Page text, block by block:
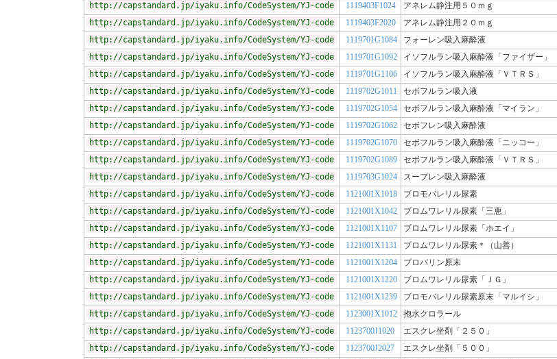
http://capstandard.jp/iyaku.info/CodeSystem/YJ-code
1119403F1024
アネレム静注用５０ｍｇ
http://capstandard.jp/iyaku.info/CodeSystem/YJ-code
1119403F2020
アネレム静注用２０ｍｇ
http://capstandard.jp/iyaku.info/CodeSystem/YJ-code
1119701G1084
フォーレン吸入麻酔液
http://capstandard.jp/iyaku.info/CodeSystem/YJ-code
1119701G1092
イソフルラン吸入麻酔液「ファイザー」
http://capstandard.jp/iyaku.info/CodeSystem/YJ-code
1119701G1106
イソフルラン吸入麻酔液「ＶＴＲＳ」
http://capstandard.jp/iyaku.info/CodeSystem/YJ-code
1119702G1011
セボフルラン吸入液
http://capstandard.jp/iyaku.info/CodeSystem/YJ-code
1119702G1054
セボフルラン吸入麻酔液「マイラン」
http://capstandard.jp/iyaku.info/CodeSystem/YJ-code
1119702G1062
セボフレン吸入麻酔液
http://capstandard.jp/iyaku.info/CodeSystem/YJ-code
1119702G1070
セボフルラン吸入麻酔液「ニッコー」
http://capstandard.jp/iyaku.info/CodeSystem/YJ-code
1119702G1089
セボフルラン吸入麻酔液「ＶＴＲＳ」
http://capstandard.jp/iyaku.info/CodeSystem/YJ-code
1119703G1024
スープレン吸入麻酔液
http://capstandard.jp/iyaku.info/CodeSystem/YJ-code
1121001X1018
ブロモバレリル尿素
http://capstandard.jp/iyaku.info/CodeSystem/YJ-code
1121001X1042
ブロムワレリル尿素「三恵」
http://capstandard.jp/iyaku.info/CodeSystem/YJ-code
1121001X1107
ブロムワレリル尿素「ホエイ」
http://capstandard.jp/iyaku.info/CodeSystem/YJ-code
1121001X1131
ブロムワレリル尿素＊（山善）
http://capstandard.jp/iyaku.info/CodeSystem/YJ-code
1121001X1204
ブロバリン原末
http://capstandard.jp/iyaku.info/CodeSystem/YJ-code
1121001X1220
ブロムワレリル尿素「ＪＧ」
http://capstandard.jp/iyaku.info/CodeSystem/YJ-code
1121001X1239
ブロモバレリル尿素原末「マルイシ」
http://capstandard.jp/iyaku.info/CodeSystem/YJ-code
1123001X1012
抱水クロラール
http://capstandard.jp/iyaku.info/CodeSystem/YJ-code
1123700J1020
エスクレ坐剤「２５０」
http://capstandard.jp/iyaku.info/CodeSystem/YJ-code
1123700J2027
エスクレ坐剤「５００」